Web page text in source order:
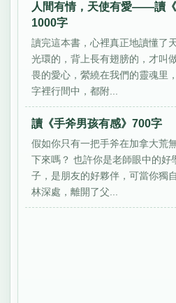
人間有情，天使有愛——讀
1000字
讀完這本書，心裡真正地讀懂了
光環的，背上長有翅膀的，才叫
畏的愛心，縈繞在我們的靈魂里
字裡行間中，都附...
讀《手斧男孩有感》700字
假如你只有一把手斧在加拿大荒
下來嗎？ 也許你是老師眼中的好
子，是朋友的好夥伴，可當你獨
林深處，離開了父...